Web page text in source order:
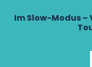
Im Slow-Modus